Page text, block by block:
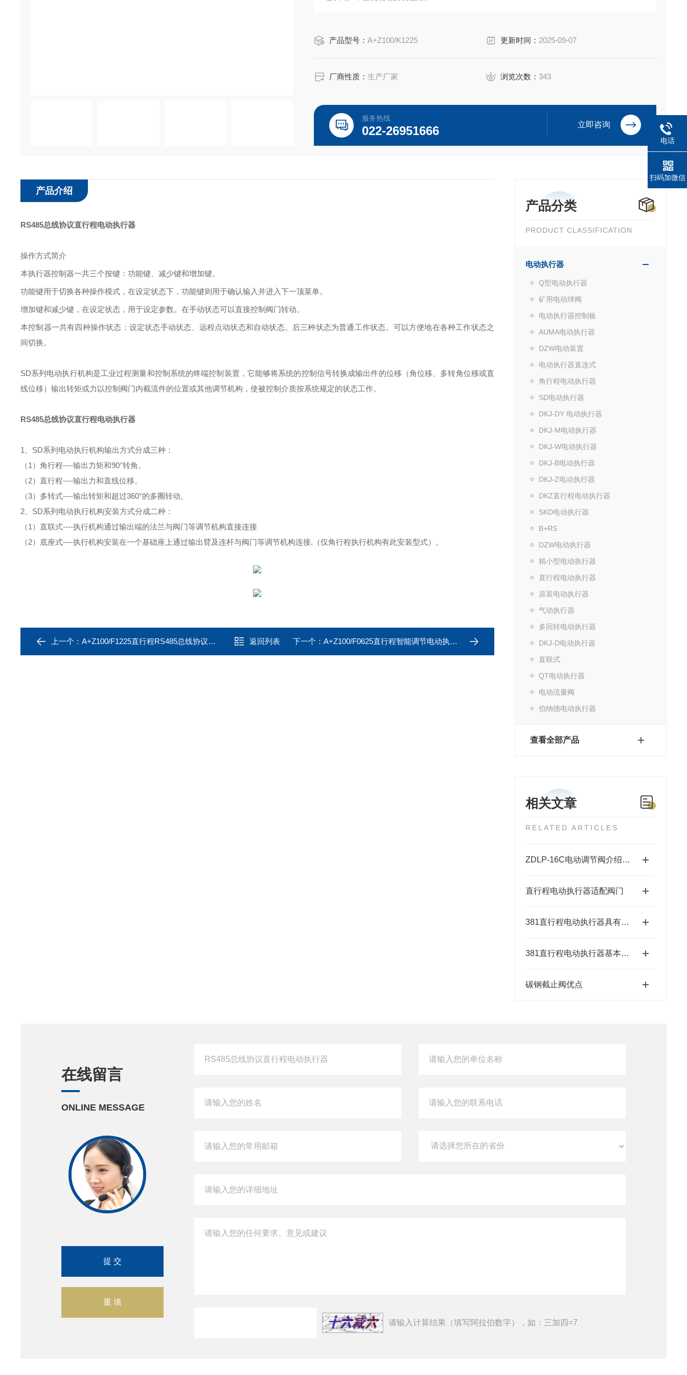
产品型号：A+Z100/K1225 更新时间： 2025-09-07
厂商性质：生产厂家 浏览次数：343
服务热线
022-26951666 立即咨询
产品分类
PRODUCT CLASSIFICATION
电动执行器
Q型电动执行器
矿用电动球阀
电动执行器控制板
AUMA电动执行器
DZW电动装置
电动执行器直连式
角行程电动执行器
SD电动执行器
DKJ-DY 电动执行器
DKJ-M电动执行器
DKJ-W电动执行器
DKJ-B电动执行器
DKJ-Z电动执行器
DKZ直行程电动执行器
SKD电动执行器
B+RS
DZW电动执行器
精小型电动执行器
直行程电动执行器
原装电动执行器
气动执行器
多回转电动执行器
DKJ-D电动执行器
直联式
QT电动执行器
电动流量阀
伯纳德电动执行器
查看全部产品
相关文章
RELATED ARTICLES
ZDLP-16C电动调节阀介绍及参数
直行程电动执行器适配阀门
381直行程电动执行器具有结构紧凑、响应速度快等特点
381直行程电动执行器基本特征有哪些呢？
碳钢截止阀优点
产品介绍
RS485总线协议直行程电动执行器
操作方式简介
本执行器控制器一共三个按键：功能键、减少键和增加键。
功能键用于切换各种操作模式，在设定状态下，功能键则用于确认输入并进入下一顶菜单。
增加键和减少键，在设定状态，用于设定参数。在手动状态可以直接控制阀门转动。
本控制器一共有四种操作状态：设定状态手动状态、远程点动状态和自动状态。后三种状态为普通工作状态。可以方便地在各种工作状态之
间切换。
SD系列电动执行机构是工业过程测量和控制系统的终端控制装置，它能够将系统的控制信号转换成输出件的位移（角位移、多转角位移或直
线位移）输出转矩或力以控制阀门内截流件的位置或其他调节机构，使被控制介质按系统规定的状态工作。
RS485总线协议直行程电动执行器
1 SD系列电动执行机构输出方式分成三种：
（1 ）角行程----输出力矩和90°转角。
（2）直行程----输出力和直线位移。
（3）多转式----输出转矩和超过360°的多圈转动。
2
SD系列电动执行机构安装方式分成二种：
（1 ）直联式----执行机构通过输出端的法兰与阀门等调节机构直接连接
（2）底座式----执行机构安装在一个基础座上通过输出臂及连杆与阀门等调节机构连接. （仅角行程执行机构有此安装型式）。
上一个： A+Z100/F1225直行程RS485总线协议电动执行器 返回列表 下一个： A+Z100/F0625直行程智能调节电动执行器
在线留言
ONLINE MESSAGE
请输入计算结果（填写阿拉伯数字），如：三加四=7
电话
扫码加微信